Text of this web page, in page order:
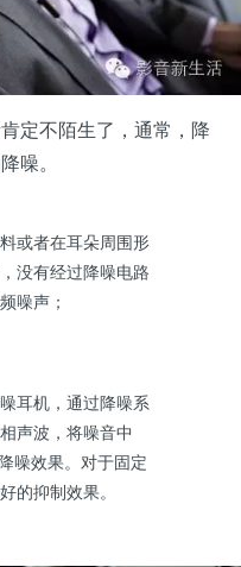
定不陌生了，通常，降
噪。
或者在耳朵周围形
没有经过降噪电路
噪声；
耳机，通过降噪系
声波，将噪音中
噪效果。对于固定
的抑制效果。